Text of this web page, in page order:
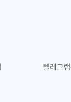
텔레그